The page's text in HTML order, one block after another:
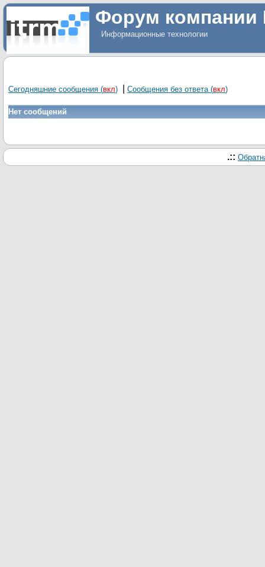
Форум компании
Информационные технологии
Сегодняшние сообщения (вкл) Сообщения без ответа (вкл)
Нет сообщений
.::